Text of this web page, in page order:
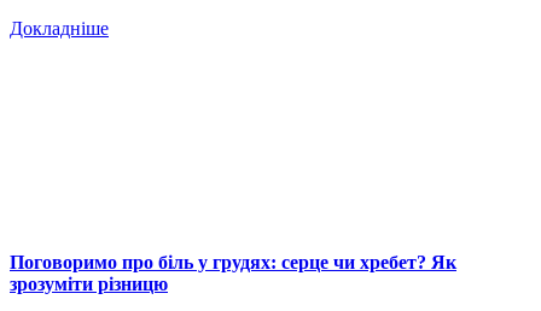
Докладніше
Поговоримо про біль у грудях: серце чи хребет? Як
зрозуміти різницю